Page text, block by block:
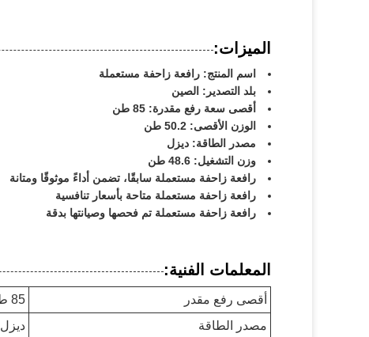
الميزات:
اسم المنتج: رافعة زاحفة مستعملة
بلد التصدير: الصين
أقصى سعة رفع مقدرة: 85 طن
الوزن الأقصى: 50.2 طن
مصدر الطاقة: ديزل
وزن التشغيل: 48.6 طن
رافعة زاحفة مستعملة سابقًا، تضمن أداءً موثوقًا ومتانة
رافعة زاحفة مستعملة متاحة بأسعار تنافسية
رافعة زاحفة مستعملة تم فحصها وصيانتها بدقة
المعلمات الفنية:
أقصى رفع مقدر
85 طن
مصدر الطاقة
ديزل